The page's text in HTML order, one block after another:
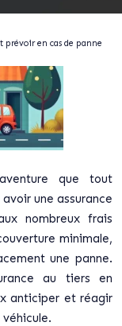
prévoir en cas de panne
que tout
une assurance
nombreux frais
minimale,
une panne.
au tiers en
anticiper et réagir